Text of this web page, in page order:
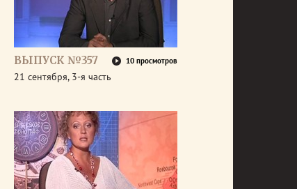
ВЫПУСК №357 10 просмотров
21 сентября, 3-я часть